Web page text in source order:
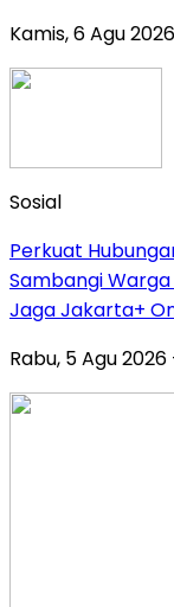
Kamis, 6 Agu
Sosial
Perkuat
Sambangi Warga
Jaga Jakarta+
Rabu, 5 Agu 2026